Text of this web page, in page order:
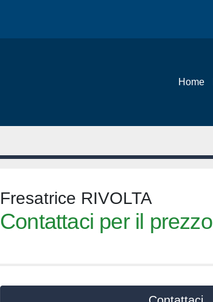
Home
Fresatrice RIVOLTA
Contattaci per il prezzo